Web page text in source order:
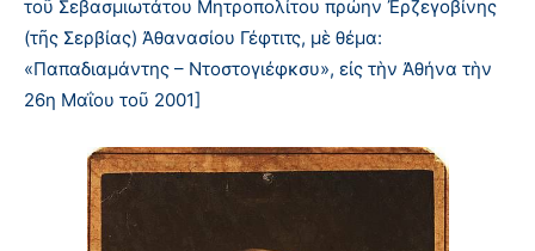
τοῦ Σεβασμιωτάτου Μητροπολίτου πρώην Ἐρζεγοβίνης
(τῆς Σερβίας) Ἀθανασίου Γέφτιτς, μὲ θέμα:
«Παπαδιαμάντης – Ντοστογιέφκσυ», εἰς τὴν Ἀθήνα τὴν
26η Μαΐου τοῦ 2001]